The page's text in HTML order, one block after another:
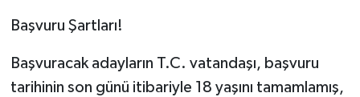
Başvuru Şartları!
Başvuracak adayların T.C. vatandaşı, başvuru
tarihinin son günü itibariyle 18 yaşını tamamlamış,